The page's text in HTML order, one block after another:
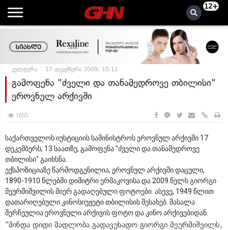
12+
კულტურა 17 დეკემბერი 2009, 15:11
გამოფენა "ძველი და თანამედროვე თბილისი"
ეროვნულ არქივში
1695
საქართველოს იუსტიციის სამინისტროს ეროვნულ არქივში 17
დეკემბერს, 13 საათზე, გამოფენა "ძველი და თანამედროვე
თბილისი" გაიხსნა.
ექსპოზიციაზე წარმოდგენილია, ეროვნულ არქივში დაცული,
1890-1910 წლებში დიმიტრი ერმაკოვისა და 2009 წელს გიორგი
მეურმიშვილის მიერ გადაღებული ფოტოები. ასევე, 1949 წლით
დათარიღებული კინოსიუჟეტი თბილისის შესახებ. მასალა
შერჩეულია ეროვნული არქივის ფოტო და კინო არქივებიდან.
"მინდა დიდი მადლობა გადავუხადო გიორგი მეურმიშვილს,